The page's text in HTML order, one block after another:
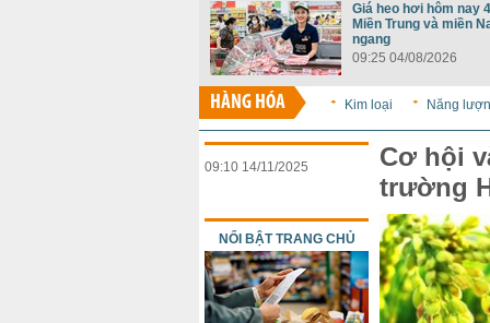
Giá heo hơi hôm nay
Miền Trung và miền
ngang
09:25 04/08/2026
HÀNG HÓA Kim loại Năng
Cơ hội
trường
09:10 14/11/2025
NỔI BẬT TRANG CHỦ